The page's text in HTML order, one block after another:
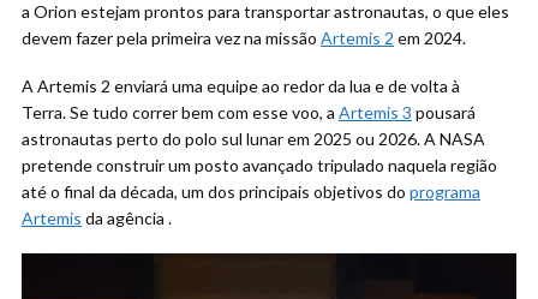
a Orion estejam prontos para transportar astronautas, o que eles
devem fazer pela primeira vez na missão Artemis 2 em 2024.
A Artemis 2 enviará uma equipe ao redor da lua e de volta à
Terra. Se tudo correr bem com esse voo, a Artemis 3 pousará
astronautas perto do polo sul lunar em 2025 ou 2026. A NASA
pretende construir um posto avançado tripulado naquela região
até o final da década, um dos principais objetivos do programa
Artemis da agência .